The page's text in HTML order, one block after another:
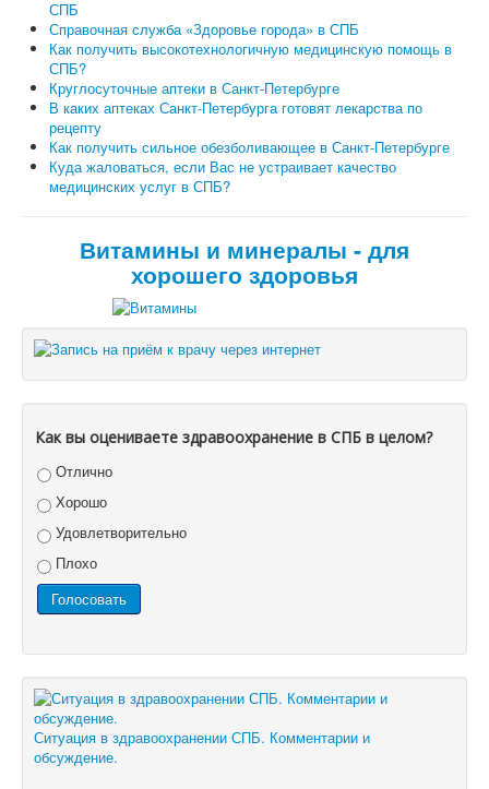
СПБ
Справочная служба «Здоровье города» в СПБ
Как получить высокотехнологичную медицинскую помощь в
СПБ?
Круглосуточные аптеки в Санкт-Петербурге
В каких аптеках Санкт-Петербурга готовят лекарства по
рецепту
Как получить сильное обезболивающее в Санкт-Петербурге
Куда жаловаться, если Вас не устраивает качество
медицинских услуг в СПБ?
Витамины и минералы - для
хорошего здоровья
Как вы оцениваете здравоохранение в СПБ в целом?
Отлично
Хорошо
Удовлетворительно
Плохо
Ситуация в здравоохранении СПБ. Комментарии и
обсуждение.